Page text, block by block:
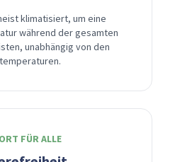
klimatisiert, um eine
während der gesamten
unabhängig von den
FÜR ALLE